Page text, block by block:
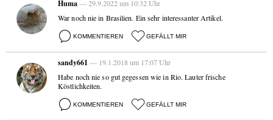
Huma— 29.9.2022 um 10:32 Uhr
War noch nie in Brasilien. Ein sehr interessanter Artikel.
KOMMENTIEREN GEFÄLLT MIR
sandy661 — 19.1.2018 um 17:07 Uhr
Habe noch nie so gut gegessen wie in Rio. Lauter frische
Köstlichkeiten.
KOMMENTIEREN GEFÄLLT MIR